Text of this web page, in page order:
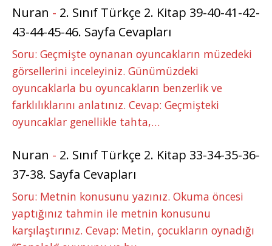
Nuran - 2. Sınıf Türkçe 2. Kitap 39-40-41-42-
43-44-45-46. Sayfa Cevapları
Soru: Geçmişte oynanan oyuncakların müzedeki
görsellerini inceleyiniz. Günümüzdeki
oyuncaklarla bu oyuncakların benzerlik ve
farklılıklarını anlatınız. Cevap: Geçmişteki
oyuncaklar genellikle tahta,…
Nuran - 2. Sınıf Türkçe 2. Kitap 33-34-35-36-
37-38. Sayfa Cevapları
Soru: Metnin konusunu yazınız. Okuma öncesi
yaptığınız tahmin ile metnin konusunu
karşılaştırınız. Cevap: Metin, çocukların oynadığı